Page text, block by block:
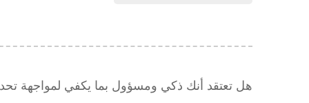
هل تعتقد أنك ذكي ومسؤول بما يكفي لمواجهة